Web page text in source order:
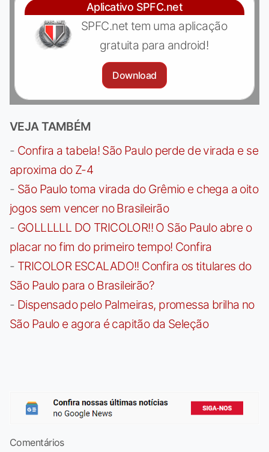
Aplicativo SPFC.net
SPFC.net tem uma aplicação
gratuita para android!
Download
VEJA TAMBÉM
- Confira a tabela! São Paulo perde de virada e se
aproxima do Z-4
- São Paulo toma virada do Grêmio e chega a oito
jogos sem vencer no Brasileirão
- GOLLLLLL DO TRICOLOR!! O São Paulo abre o
placar no fim do primeiro tempo! Confira
- TRICOLOR ESCALADO!! Confira os titulares do
São Paulo para o Brasileirão?
- Dispensado pelo Palmeiras, promessa brilha no
São Paulo e agora é capitão da Seleção
Comentários